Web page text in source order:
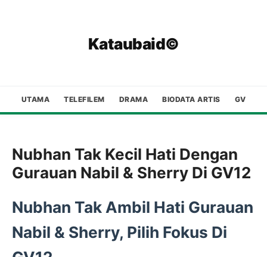
Kataubaid©
UTAMA TELEFILEM DRAMA BIODATA ARTIS GV
Nubhan Tak Kecil Hati Dengan
Gurauan Nabil & Sherry Di GV12
Nubhan Tak Ambil Hati Gurauan
Nabil & Sherry, Pilih Fokus Di